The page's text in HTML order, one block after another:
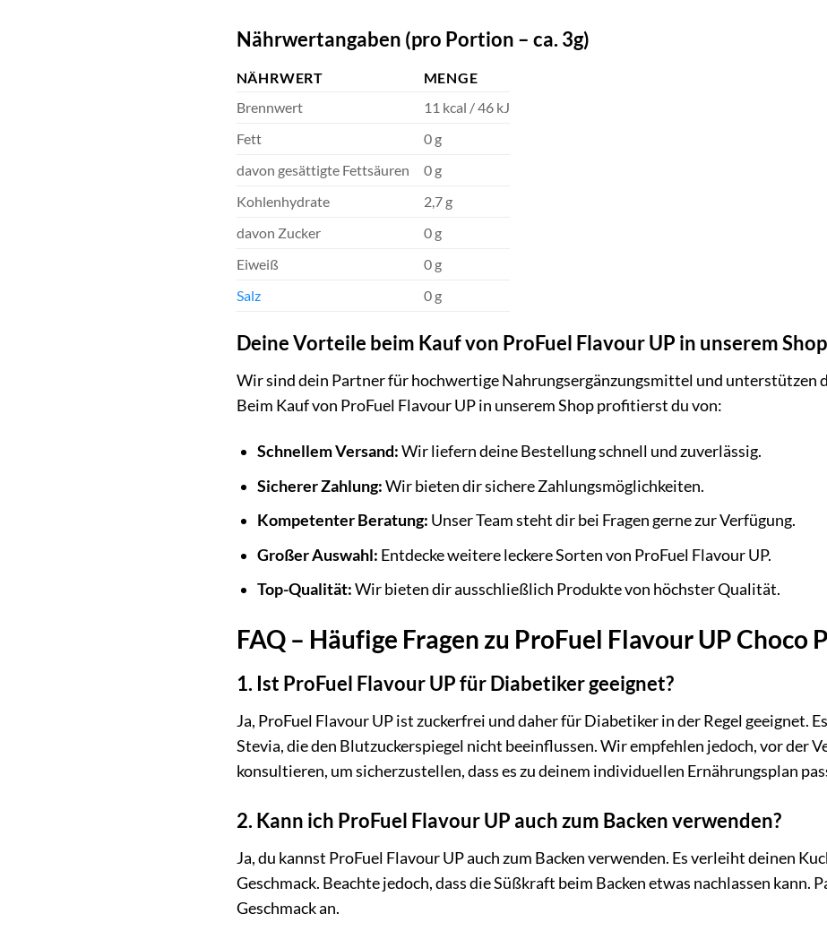
Nährwertangaben (pro Portion – ca. 3g)
NÄHRWERT
MENGE
Brennwert
11 kcal / 46 kJ
Fett
0 g
davon gesättigte Fettsäuren
0 g
Kohlenhydrate
2,7 g
davon Zucker
0 g
Eiweiß
0 g
Salz
0 g
Deine Vorteile beim Kauf von ProFuel Flavour UP in unserem Shop
Wir sind dein Partner für hochwertige Nahrungsergänzungsmittel und unterstützen
Beim Kauf von ProFuel Flavour UP in unserem Shop profitierst du von:
Schnellem Versand:Wir liefern deine Bestellung schnell und zuverlässig.
Sicherer Zahlung:Wir bieten dir sichere Zahlungsmöglichkeiten.
Kompetenter Beratung: Unser Team steht dir bei Fragen gerne zur Verfügung.
Großer Auswahl: Entdecke weitere leckere Sorten von ProFuel Flavour UP.
Top-Qualität:Wir bieten dir ausschließlich Produkte von höchster Qualität.
FAQ – Häufige Fragen zu ProFuel Flavour UP Choco
1. Ist ProFuel Flavour UP für Diabetiker geeignet?
Ja, ProFuel Flavour UP ist zuckerfrei und daher für Diabetiker in der Regel geeignet.
Stevia, die den Blutzuckerspiegel nicht beeinflussen. Wir empfehlen jedoch, vor der
konsultieren, um sicherzustellen, dass es zu deinem individuellen Ernährungsplan
2. Kann ich ProFuel Flavour UP auch zum Backen verwenden?
Ja, du kannst ProFuel Flavour UP auch zum Backen verwenden. Es verleiht deinen
Geschmack. Beachte jedoch, dass die Süßkraft beim Backen etwas nachlassen kann.
Geschmack an.